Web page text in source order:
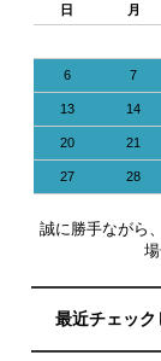
日 月
6 7
13 14
20 21
27 28
誠に勝手ながら
最近チェック